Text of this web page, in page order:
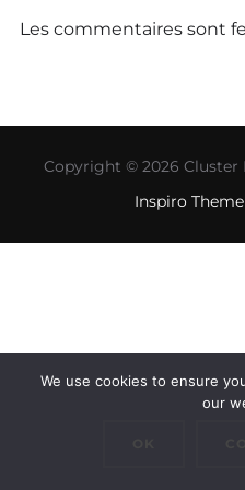
Les commentaires sont
Copyright © 2026
Inspiro Theme
We use cookies to ensure
our